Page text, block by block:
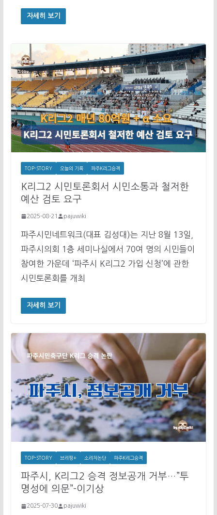
자세히 보기
TOP-STORY 오늘의 기록 파주K리그승격
K리그2 시민토론회서 시민소통과 철저한
예산 검토 요구
2025-08-21 pajuwiki
파주시민네트워크(대표 김성대)는 지난 8월 13일,
파주시의회 1층 세미나실에서 70여 명의 시민들이
참여한 가운데 ‘파주시 K리그2 가입 신청’에 관한
시민토론회를 개최
자세히 보기
TOP-STORY 브리핑+ 소리치논단 파주K리그승격
파주시, K리그2 승격 정보공개 거부…”투
명성에 의문”-이기상
2025-07-30 pajuwiki